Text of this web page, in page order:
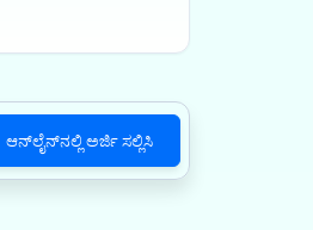
ಆನ್‌ಲೈನ್‌ನಲ್ಲಿ ಅರ್ಜಿ ಸಲ್ಲಿಸಿ